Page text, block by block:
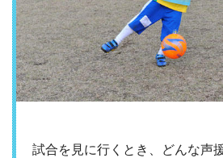
試合を見に行くとき、どんな声